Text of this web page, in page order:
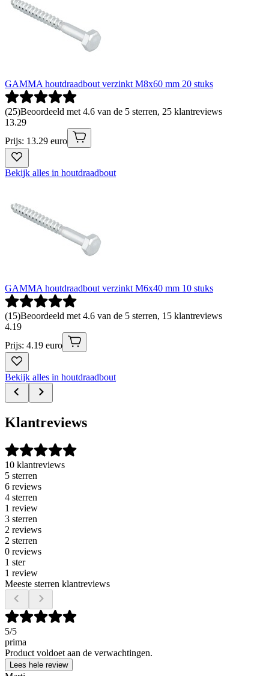
GAMMA houtdraadbout verzinkt M8x60 mm 20 stuks
(25)Beoordeeld met 4.6 van de 5 sterren, 25 klantreviews
13.29
Prijs: 13.29 euro
Bekijk alles in houtdraadbout
GAMMA houtdraadbout verzinkt M6x40 mm 10 stuks
(15)Beoordeeld met 4.6 van de 5 sterren, 15 klantreviews
4.19
Prijs: 4.19 euro
Bekijk alles in houtdraadbout
Klantreviews
10 klantreviews
5 sterren
6 reviews
4 sterren
1 review
3 sterren
2 reviews
2 sterren
0 reviews
1 ster
1 review
Meeste sterren klantreviews
5/5
prima
Product voldoet aan de verwachtingen.
Lees hele review